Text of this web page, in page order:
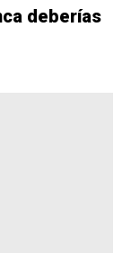
deberías